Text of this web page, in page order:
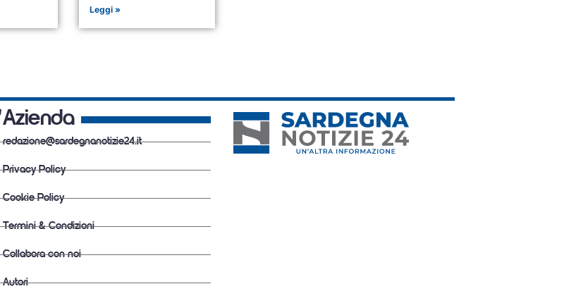
Leggi »
redazione@sardegnanotizie24.it
Privacy Policy
Cookie Policy
Termini & Condizioni
Collabora con noi
Autori